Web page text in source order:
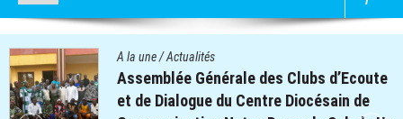
des Clubs d’Ecoute
du Centre Diocésain de
Quatre
des clubs